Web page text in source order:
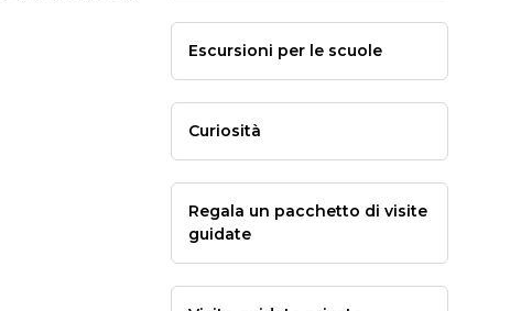
Escursioni per le scuole
Curiosità
Regala un pacchetto di visite
guidate